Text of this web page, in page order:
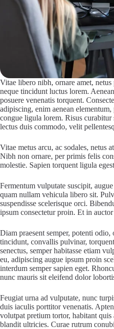
Vitae libero nibh, ornare amet,
neque tincidunt luctus lorem.
posuere venenatis torquent.
adipiscing, enim aenean
congue ligula lorem. Risus curabitur
lectus duis commodo, velit
Vitae metus arcu, ac sodales, netus
Nibh non ornare, per primis felis
molestie. Sapien torquent ligula
Fermentum vulputate suscipit,
quam nullam vehicula libero sit.
suspendisse scelerisque orci.
ipsum consectetur proin. Et in
Diam praesent semper, potenti
tincidunt, convallis pulvinar,
senectus, semper habitasse etiam
eu, adipiscing augue ipsum proin
interdum semper sapien eget.
nunc mauris sit eleifend dolor
Feugiat urna ad vulputate, nunc
duis iaculis porttitor venenatis.
volutpat pretium tortor, habitant quis
blandit ultricies. Curae rutrum